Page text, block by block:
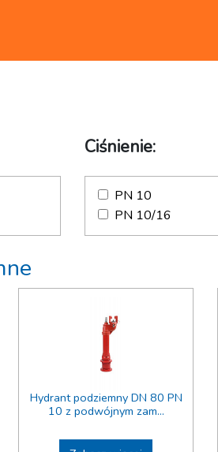
Ciśnienie:
PN 10
PN 10/16
Hydrant podziemny DN 80 PN
10 z podwójnym zam...